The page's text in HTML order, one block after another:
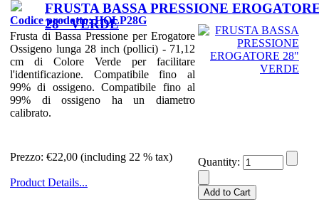
FRUSTA BASSA PRESSIONE
28" VERDE
Codice prodotto: HOLP28G
Frusta di Bassa Pressione per Erogatore
Ossigeno lunga 28 inch (pollici) - 71,12
cm di Colore Verde per facilitare
l'identificazione. Compatibile fino al
99% di ossigeno. Compatibile fino al
99% di ossigeno ha un diametro
calibrato.
Prezzo: €22,00 (including 22 % tax)
Product Details...
Quantity: